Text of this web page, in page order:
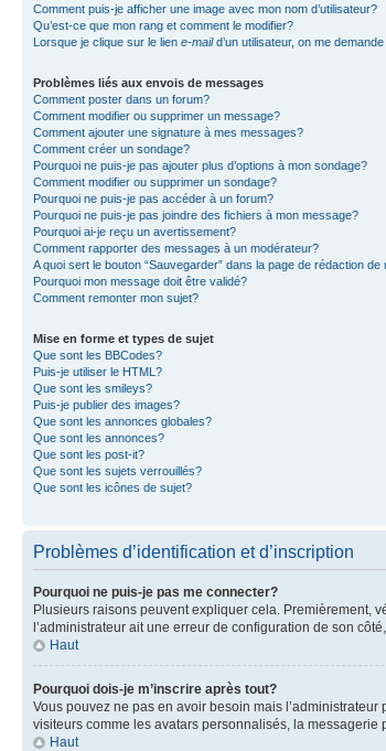
Comment puis-je afficher une image avec mon nom d’utilisateur?
Qu’est-ce que mon rang et comment le modifier?
Lorsque je clique sur le lien e-maild’un utilisateur, on me
Problèmes liés aux envois de messages
Comment poster dans un forum?
Comment modifier ou supprimer un message?
Comment ajouter une signature à mes messages?
Comment créer un sondage?
Pourquoi ne puis-je pas ajouter plus d’options à mon sondage?
Comment modifier ou supprimer un sondage?
Pourquoi ne puis-je pas accéder à un forum?
Pourquoi ne puis-je pas joindre des fichiers à mon message?
Pourquoi ai-je reçu un avertissement?
Comment rapporter des messages à un modérateur?
A quoi sert le bouton “Sauvegarder” dans la page de rédaction de
Pourquoi mon message doit être validé?
Comment remonter mon sujet?
Mise en forme et types de sujet
Que sont les BBCodes?
Puis-je utiliser le HTML?
Que sont les smileys?
Puis-je publier des images?
Que sont les annonces globales?
Que sont les annonces?
Que sont les post-it?
Que sont les sujets verrouillés?
Que sont les icônes de sujet?
Problèmes d’identification et d’inscription
Pourquoi ne puis-je pas me connecter?
Plusieurs raisons peuvent expliquer cela. Premièrement,
l’administrateur ait une erreur de configuration de son
Haut
Pourquoi dois-je m’inscrire après tout?
Vous pouvez ne pas en avoir besoin mais
visiteurs comme les avatars personnalisés, la messagerie
Haut